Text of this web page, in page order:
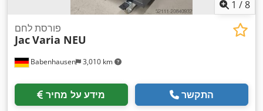
1 /8
Babenhausen 3,010 km
פורסת לחם
JacVaria NEU
מידע על מחיר התקשר